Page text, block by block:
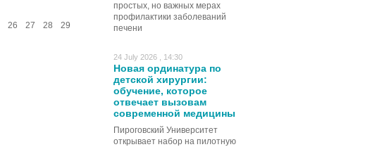
простых, но важных мерах
профилактики заболеваний
печени
24 July 2026 , 14:30
Новая ординатура по
детской хирургии:
обучение, которое
отвечает вызовам
современной медицины
Пироговский Университет
открывает набор на пилотную
26 27 28
29